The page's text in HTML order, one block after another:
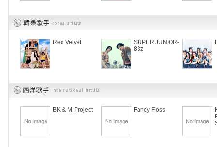
Red Velvet
SUPER JUNIOR-
83z
BK & M-Project Fancy Floss